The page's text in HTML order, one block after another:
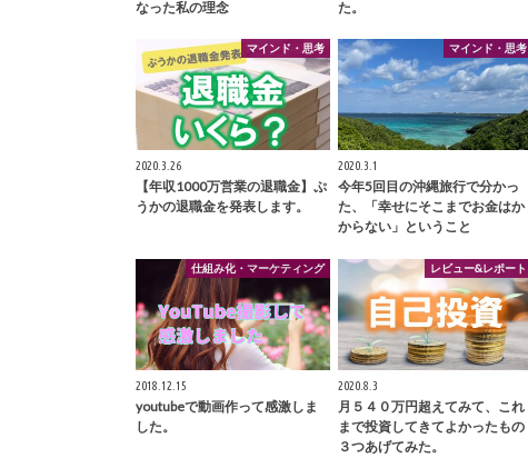
なった私の理念
た。
マインド・思考
2020.3.26
【年収1000万営業の退職金】ぷ
うかの退職金を発表します。
マインド・思考
2020.3.1
今年5回目の沖縄旅行で分かっ
た、「幸せにそこまでお金はか
からない」ということ
仕組み化・マーケティング
2018.12.15
youtubeで動画作って感激しま
した。
レビュー&レポート
2020.8.3
月５４０万円超えてみて、これ
まで投資してきてよかったもの
３つあげてみた。